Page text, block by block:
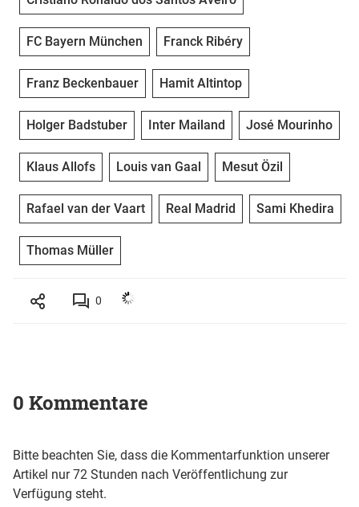
FC Bayern München Franck Ribéry
Franz Beckenbauer Hamit Altintop
Holger Badstuber Inter Mailand José Mourinho
Klaus Allofs Louis van Gaal Mesut Özil
Rafael van der Vaart Real Madrid Sami Khedira
Thomas Müller
0
0 Kommentare
Bitte beachten Sie, dass die Kommentarfunktion unserer
Artikel nur 72 Stunden nach Veröffentlichung zur
Verfügung steht.